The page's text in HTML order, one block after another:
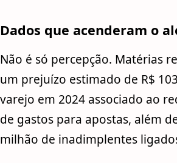
Dados que acenderam o
Não é só percepção. Matérias
um prejuízo estimado de R$
varejo em 2024 associado ao
de gastos para apostas, além
milhão de inadimplentes